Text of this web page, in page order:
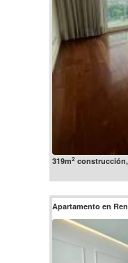
319m2construcción,
Apartamento en